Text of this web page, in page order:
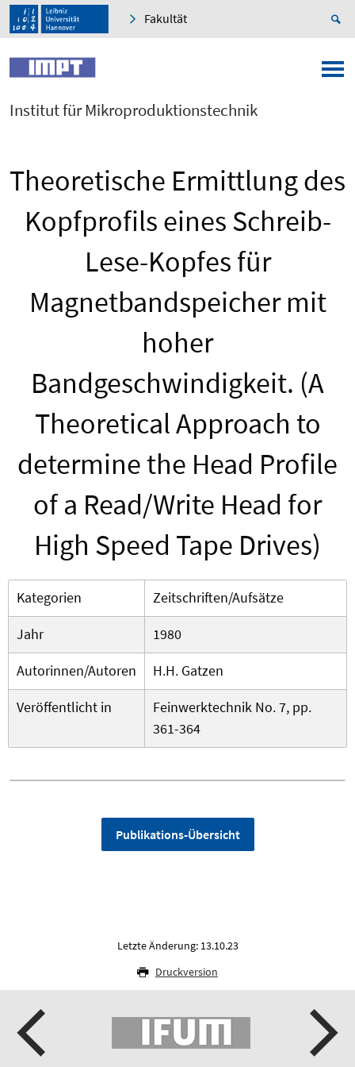
Fakultät
Institut für Mikroproduktionstechnik
Theoretische Ermittlung des
Kopfprofils eines Schreib-
Lese-Kopfes für
Magnetbandspeicher mit
hoher
Bandgeschwindigkeit. (A
Theoretical Approach to
determine the Head Profile
of a Read/Write Head for
High Speed Tape Drives)
Kategorien
Zeitschriften/Aufsätze
Jahr
1980
Autorinnen/Autoren
H.H. Gatzen
Veröffentlicht in
Feinwerktechnik No. 7, pp.
361-364
Publikations-Übersicht
Letzte Änderung: 13.10.23
Druckversion